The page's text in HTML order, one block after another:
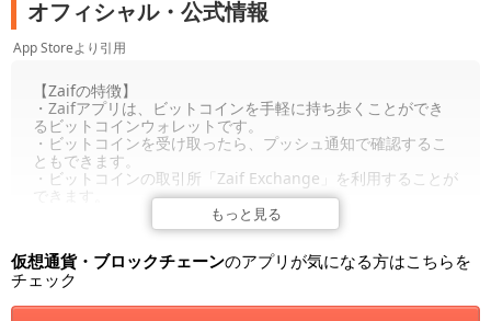
オフィシャル・公式情報
App Storeより引用
もっと見る
【Zaifの特徴】
・Zaifアプリは、ビットコインを手軽に持ち歩くことができ
るビットコインウォレットです。
・ビットコインを受け取ったら、プッシュ通知で確認するこ
ともできます。
・ビットコインの取引所「Zaif Exchange」を利用することが
できます。
・複数のアドレスでウォレットを管理することができます。
・秘密鍵などの情報はクライアント側で暗号化して保持する
ので、安心して利用することができます。
【Zaifのメニュー・機能】
・トップ
仮想通貨・ブロックチェーンのアプリが気になる方はこちらを
チェック